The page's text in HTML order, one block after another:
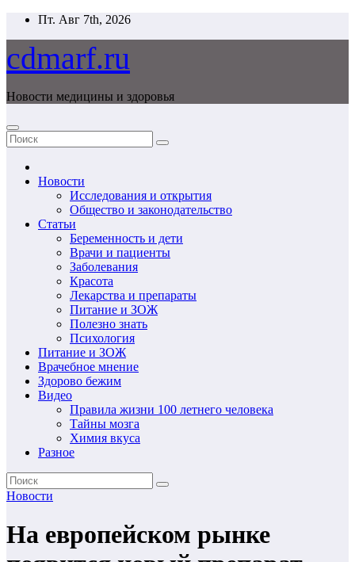
Перейти
содержимому
Пт. Авг 7th, 2026
cdmarf.ru
Новости медицины и здоровья
Новости
Исследования и открытия
Общество и законодательство
Статьи
Беременность и дети
Врачи и пациенты
Заболевания
Красота
Лекарства и препараты
Питание и ЗОЖ
Полезно знать
Психология
Питание и ЗОЖ
Врачебное мнение
Здорово бежим
Видео
Правила жизни 100 летнего человека
Тайны мозга
Химия вкуса
Разное
Новости
На европейском рынке